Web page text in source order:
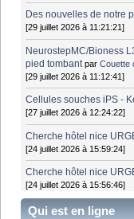
Des nouvelles de notre
[29 juillet 2026 à 11:21:21]
NeurostepMC/Bioness
pied tombant parCouette
[29 juillet 2026 à 11:12:41]
Cellules souches iPS -
[27 juillet 2026 à 12:24:22]
Cherche hôtel nice
[24 juillet 2026 à 15:59:24]
Cherche hôtel nice
[24 juillet 2026 à 15:56:46]
Qui est en ligne